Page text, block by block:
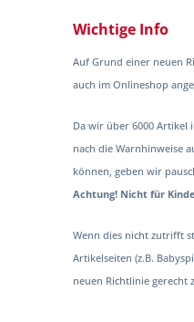
Wichtige Info
Auf Grund einer neuen
auch im Onlineshop
Da wir über 6000 Artikel
nach die Warnhinweise
können, geben wir
Achtung! Nicht für
Wenn dies nicht zutrifft
Artikelseiten (z.B.
neuen Richtlinie gerecht